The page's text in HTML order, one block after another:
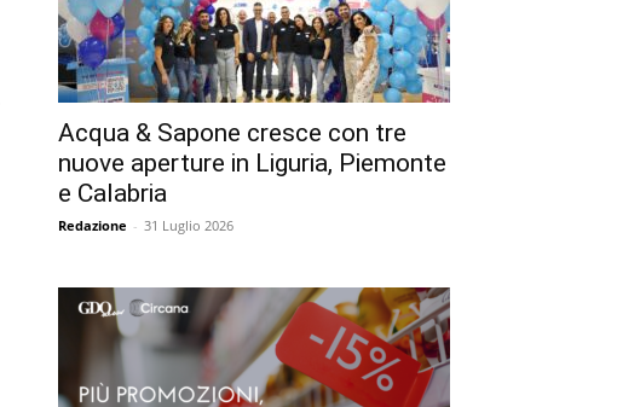
Acqua & Sapone cresce con tre
nuove aperture in Liguria, Piemonte
e Calabria
Redazione - 31 Luglio 2026